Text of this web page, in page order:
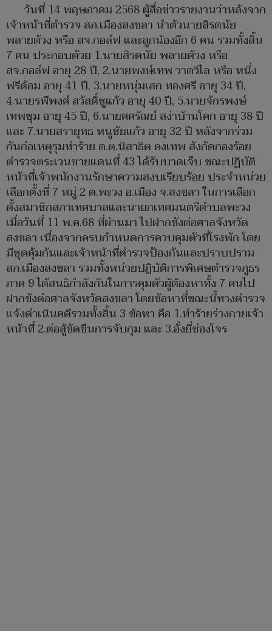
วันที่ 14 พฤษภาคม 2568 ผู้สื่อข่าวรายงานว่าหลังจาก
เจ้าหน้าที่ตำรวจ สภ.เมืองสงขลา นำตัวนายสิรดนัย
พลายด้วง หรือ สจ.กอล์ฟ และลูกน้องอีก 6 คน รวมทั้งสิ้น
7 คน ประกอบด้วย 1.นายสิรดนัย พลายด้วง หรือ
สจ.กอล์ฟ อายุ 28 ปี, 2.นายพงษ์เทพ วาดวิไล หรือ หนึ่ง
ฟรีด้อม อายุ 41 ปี, 3.นายหนุ่มเสก ทองศรี อายุ 34 ปี,
4.นายรพีพงศ์ สวัสดิ์ชูแก้ว อายุ 40 ปี, 5.นายจักรพงษ์
เทพชุม อายุ 45 ปี, 6.นายศศรัณย์ สง่าบ้านโคก อายุ 38 ปี
และ 7.นายสรายุทธ หนูชัยแก้ว อายุ 32 ปี หลังจากร่วม
กันก่อเหตุรุมทำร้าย ด.ต.นิสาธิต คงเทพ สังกัดกองร้อย
ตำรวจตระเวนชายแดนที่ 43 ได้รับบาดเจ็บ ขณะปฏิบัติ
หน้าที่เจ้าพนักงานรักษาความสงบเรียบร้อย ประจำหน่วย
เลือกตั้งที่ 7 หมู่ 2 ต.พะวง อ.เมือง จ.สงขลา ในการเลือก
ตั้งสมาชิกสภาเทศบาลและนายกเทศมนตรีตำบลพะวง
เมื่อวันที่ 11 พ.ค.68 ที่ผ่านมา ไปฝากขังต่อศาลจังหวัด
สงขลา เนื่องจากครบกำหนดการควบคุมตัวที่โรงพัก โดย
มีชุดคุ้มกันและเจ้าหน้าที่ตำรวจป้องกันและปราบปราม
สภ.เมืองสงขลา รวมทั้งหน่วยปฏิบัติการพิเศษตำรวจภูธร
ภาค 9 ได้สนธิกำลังกันในการคุมตัวผู้ต้องหาทั้ง 7 คนไป
ฝากขังต่อศาลจังหวัดสงขลา โดยข้อหาที่ขณะนี้ทางตำรวจ
แจ้งดำเนินคดีรวมทั้งสิ้น 3 ข้อหา คือ 1.ทำร้ายร่างกายเจ้า
หน้าที่ 2.ต่อสู้ขัดขืนการจับกุม และ 3.อั่งยี่ซ่องโจร